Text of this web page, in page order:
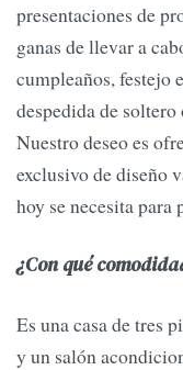
presentaciones de
ganas de llevar a
cumpleaños, festejo
despedida de
Nuestro deseo es
exclusivo de diseño
hoy se necesita
¿Con qué
Es una casa de tres
y un salón